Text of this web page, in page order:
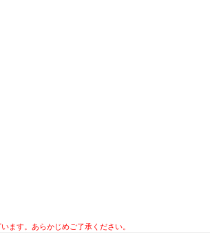
ます。あらかじめご了承ください。